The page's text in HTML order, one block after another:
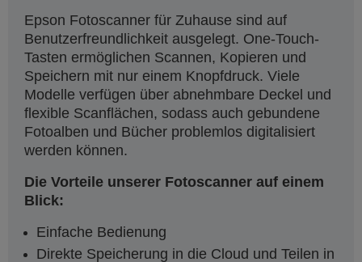
Epson Fotoscanner für Zuhause sind auf
Benutzerfreundlichkeit ausgelegt. One-Touch-
Tasten ermöglichen Scannen, Kopieren und
Speichern mit nur einem Knopfdruck. Viele
Modelle verfügen über abnehmbare Deckel und
flexible Scanflächen, sodass auch gebundene
Fotoalben und Bücher problemlos digitalisiert
werden können.
Die Vorteile unserer Fotoscanner auf einem
Blick:
Einfache Bedienung
Direkte Speicherung in die Cloud und Teilen in